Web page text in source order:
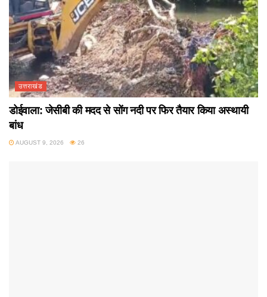
उत्तराखंड
डोईवाला: जेसीबी की मदद से सोंग नदी पर फिर तैयार किया अस्थायी
बांध
AUGUST 9, 2026 26